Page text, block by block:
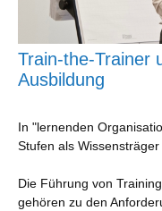
Train-the-Trainer
Ausbildung
In "lernenden
Stufen als
Die Führung von
gehören zu den